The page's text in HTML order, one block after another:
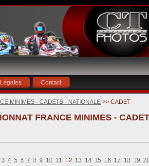
Contact
MINIMES - CADETS - NATIONALE >> CADET
FRANCE MINIMES -
3 4 5 6 7 8 9 10 11 12 13 14 15 16 17 18 19